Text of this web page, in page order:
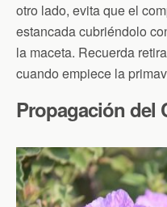
otro lado, evita que el
estancada cubriéndolo
la maceta. Recuerda
cuando empiece la
Propagación del